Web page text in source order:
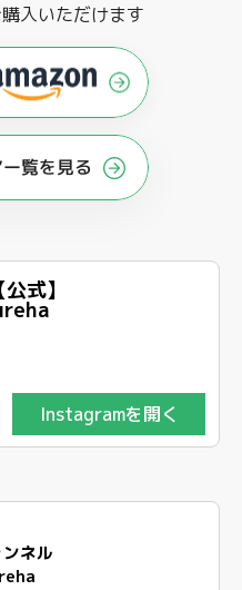
入いただけます
覧を見る
式】
Instagramを開く
ネル